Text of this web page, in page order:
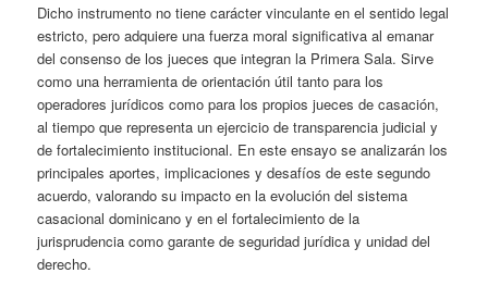
Dicho instrumento no tiene carácter vinculante en el sentido legal
estricto, pero adquiere una fuerza moral significativa al emanar
del consenso de los jueces que integran la Primera Sala. Sirve
como una herramienta de orientación útil tanto para los
operadores jurídicos como para los propios jueces de casación,
al tiempo que representa un ejercicio de transparencia judicial y
de fortalecimiento institucional. En este ensayo se analizarán los
principales aportes, implicaciones y desafíos de este segundo
acuerdo, valorando su impacto en la evolución del sistema
casacional dominicano y en el fortalecimiento de la
jurisprudencia como garante de seguridad jurídica y unidad del
derecho.